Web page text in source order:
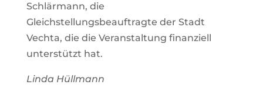
Schlärmann, die
Gleichstellungsbeauftragte der Stadt
Vechta, die die Veranstaltung finanziell
unterstützt hat.
Linda Hüllmann